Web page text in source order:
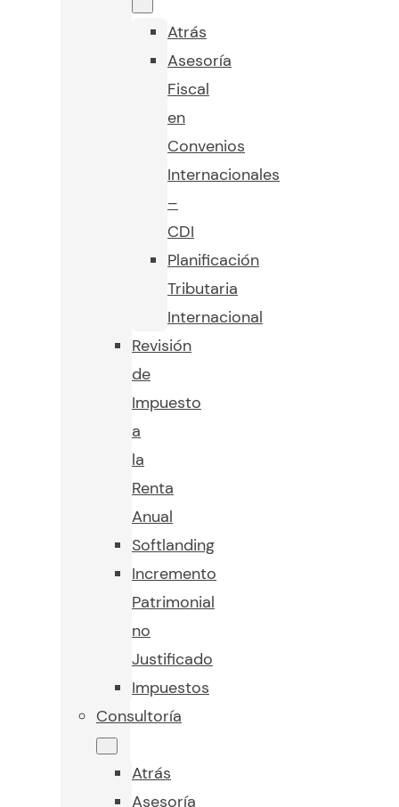
Atrás
Asesoría
Fiscal
en
Convenios
Internacionales
–
CDI
Planificación
Tributaria
Internacional
Revisión
de
Impuesto
a
la
Renta
Anual
Softlanding
Incremento
Patrimonial
no
Justificado
Impuestos
Consultoría
Atrás
Asesoría